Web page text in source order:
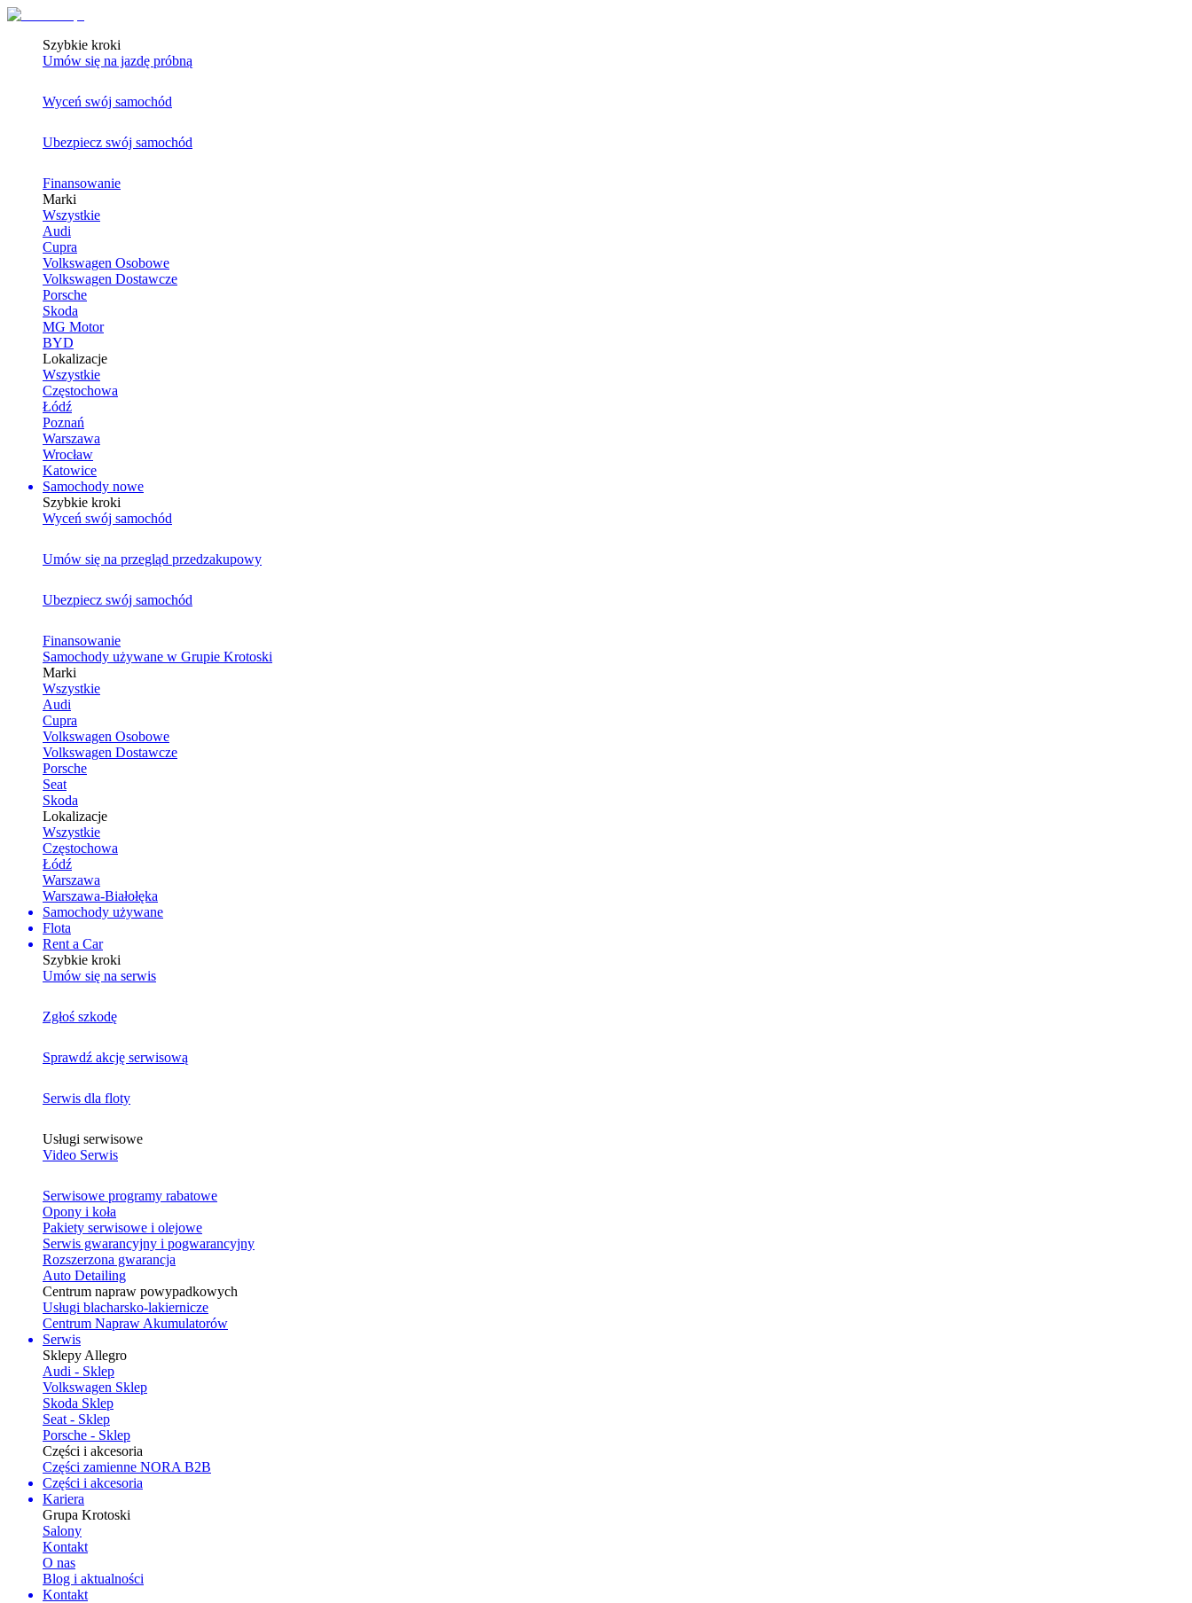
Szybkie kroki
Umów się na jazdę próbną
Wyceń swój samochód
Ubezpiecz swój samochód
Finansowanie
Marki
Wszystkie
Audi
Cupra
Volkswagen Osobowe
Volkswagen Dostawcze
Porsche
Skoda
MG Motor
BYD
Lokalizacje
Wszystkie
Częstochowa
Łódź
Poznań
Warszawa
Wrocław
Katowice
Samochody nowe
Szybkie kroki
Wyceń swój samochód
Umów się na przegląd przedzakupowy
Ubezpiecz swój samochód
Finansowanie
Samochody używane w Grupie Krotoski
Marki
Wszystkie
Audi
Cupra
Volkswagen Osobowe
Volkswagen Dostawcze
Porsche
Seat
Skoda
Lokalizacje
Wszystkie
Częstochowa
Łódź
Warszawa
Warszawa-Białołęka
Samochody używane
Flota
Rent a Car
Szybkie kroki
Umów się na serwis
Zgłoś szkodę
Sprawdź akcję serwisową
Serwis dla floty
Usługi serwisowe
Video Serwis
Serwisowe programy rabatowe
Opony i koła
Pakiety serwisowe i olejowe
Serwis gwarancyjny i pogwarancyjny
Rozszerzona gwarancja
Auto Detailing
Centrum napraw powypadkowych
Usługi blacharsko-lakiernicze
Centrum Napraw Akumulatorów
Serwis
Sklepy Allegro
Audi - Sklep
Volkswagen Sklep
Skoda Sklep
Seat - Sklep
Porsche - Sklep
Części i akcesoria
Części zamienne NORA B2B
Części i akcesoria
Kariera
Grupa Krotoski
Salony
Kontakt
O nas
Blog i aktualności
Kontakt